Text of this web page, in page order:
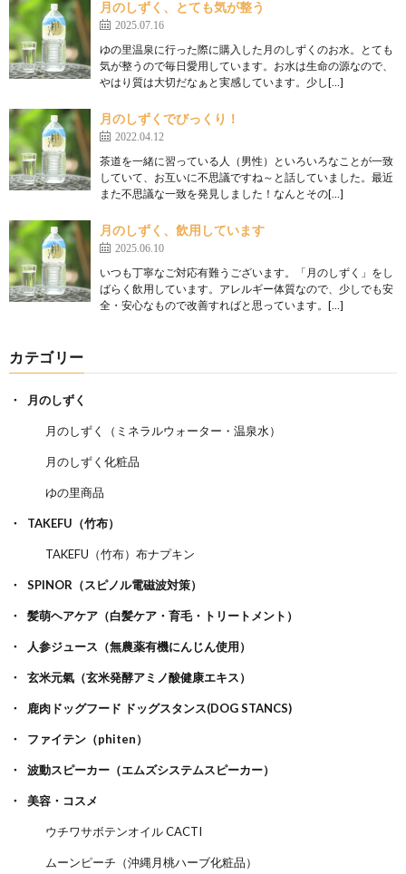
月のしずく、とても気が整う
2025.07.16
ゆの里温泉に行った際に購入した月のしずくのお水。とても
気が整うので毎日愛用しています。お水は生命の源なので、
やはり質は大切だなぁと実感しています。少し[…]
月のしずくでびっくり！
2022.04.12
茶道を一緒に習っている人（男性）といろいろなことが一致
していて、お互いに不思議ですね～と話していました。最近
また不思議な一致を発見しました！なんとその[…]
月のしずく、飲用しています
2025.06.10
いつも丁寧なご対応有難うございます。「月のしずく」をし
ばらく飲用しています。アレルギー体質なので、少しでも安
全・安心なもので改善すればと思っています。[…]
カテゴリー
月のしずく
月のしずく（ミネラルウォーター・温泉水）
月のしずく化粧品
ゆの里商品
TAKEFU（竹布）
TAKEFU（竹布）布ナプキン
SPINOR（スピノル電磁波対策）
髪萌ヘアケア（白髪ケア・育毛・トリートメント）
人参ジュース（無農薬有機にんじん使用）
玄米元氣（玄米発酵アミノ酸健康エキス）
鹿肉ドッグフード ドッグスタンス(DOG STANCS)
ファイテン（phiten）
波動スピーカー（エムズシステムスピーカー）
美容・コスメ
ウチワサボテンオイル CACTI
ムーンピーチ（沖縄月桃ハーブ化粧品）